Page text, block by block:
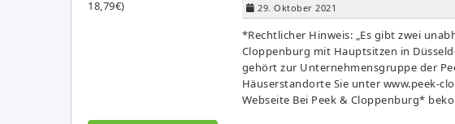
29. Oktober 2021
*Rechtlicher Hinweis: „Es gibt zwei
Cloppenburg mit Hauptsitzen in
gehört zur Unternehmensgruppe der
Häuserstandorte Sie unter www.peek-
Webseite Bei Peek & Cloppenburg*